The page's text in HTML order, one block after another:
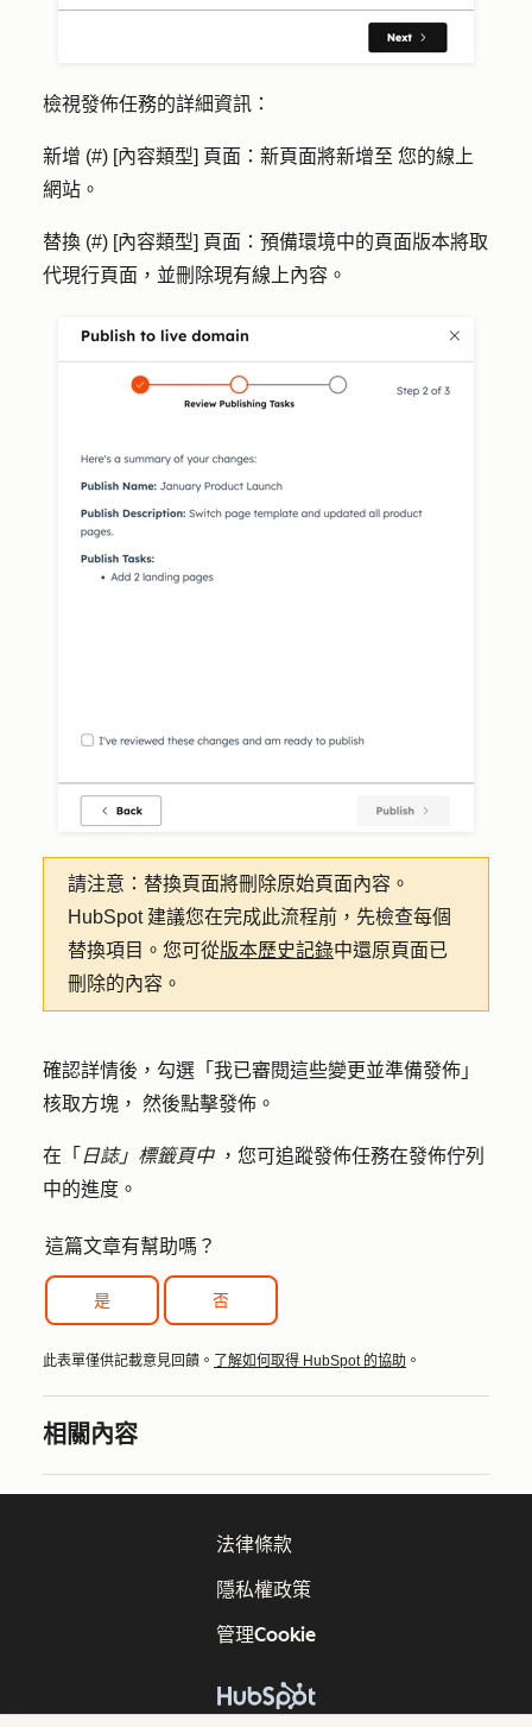
檢視發佈任務的詳細資訊：
新增 (#) [內容類型] 頁面：新頁面將新增至 您的線上
網站。
替換 (#) [內容類型] 頁面：預備環境中的頁面版本將取
代現行頁面，並刪除現有線上內容。
請注意 ：替換頁面將刪除原始頁面內容。
HubSpot 建議您在完成此流程前，先檢查每個
替換項目。您可從版本歷史記錄中還原頁面已
刪除的內容。
確認詳情後，勾選「 我已審閱這些變更並準備發佈」
核取方塊， 然後點擊發佈 。
在「 日誌」標籤頁中 ，您可追蹤發佈任務在發佈佇列
中的進度。
這篇文章有幫助嗎？
是 否
此表單僅供記載意見回饋。 了解如何取得 HubSpot 的協助 。
相關內容
法律條款
隱私權政策
管理Cookie